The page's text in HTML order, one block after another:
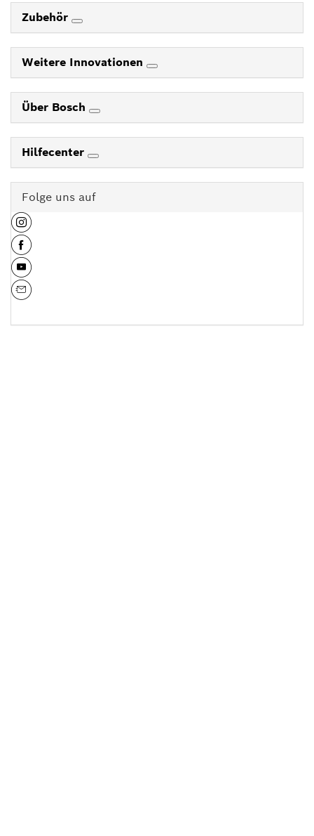
Zubehör
Weitere Innovationen
Über Bosch
Hilfecenter
Folge uns auf